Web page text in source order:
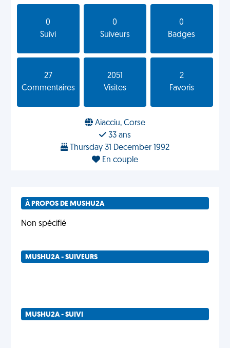
0
Suivi
0
Suiveurs
0
Badges
27
Commentaires
2051
Visites
2
Favoris
Aiacciu, Corse
33 ans
Thursday 31 December 1992
En couple
À PROPOS DE MUSHU2A
Non spécifié
MUSHU2A - SUIVEURS
MUSHU2A - SUIVI